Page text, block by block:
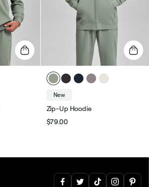
New
Zip-Up Hoodie
Звичайна
$79.00